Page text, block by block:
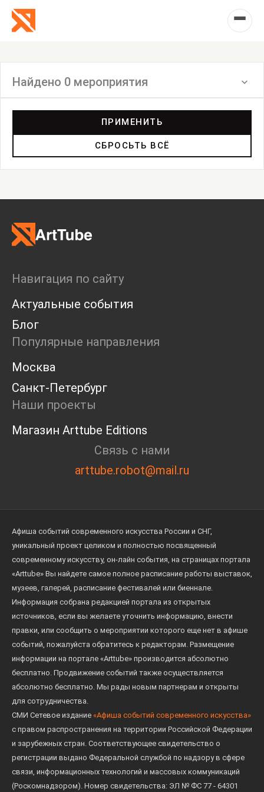
Найдено 0 мероприятия
Выставка
Лекция
Фестиваль
Мастерские
Пост-релиз
Пресс-конференция
Маркет
Ярмарка
Интервью
Open call
Экскурсия
Дискуссия
Blazar 2024
ПРИМЕНИТЬ
СБРОСЬТЬ ВСЁ
Навигация по сайту
Актуальные события
Блог
Популярные направления
Москва
Санкт-Петербург
Наши проекты
Магазин Arttube Editions
Связь с нами
arttube.robot@mail.ru
Афиша событий современного искусства России и СНГ,
уникальный проект целиком и полностью посвященный
современному искусству, он-лайн события, на страницах портала
«Arttube» Вы найдете самое полное расписание работы выставок,
музеев, галерей, расписание фестивалей или биеннале.
Информация собрана редакцией портала из открытых
источников, если вы желаете уточнить информацию, внести
правки, или сообщить о мероприятии которого еще нет в афише
событий, пожалуйста обратитесь к редакторам. Размещение
информации на портале «Arttube» производится абсолютно
бесплатно. Продвижение событий также осуществляется
абсолютно бесплатно. Мы рады новым партнерам и открыты
для сотрудничества.
СМИ Сетевое издание «Афиша событий современного искусства»
с правом распространения на территории Российской Федерации
и зарубежных стран. Соответствующее свидетельство о
регистрации выдано Федеральной службой по надзору в сфере
связи, информационных технологий и массовых коммуникаций
(Роскомнадзором). Номер свидетельства: ЭЛ № ФС 77 - 64301